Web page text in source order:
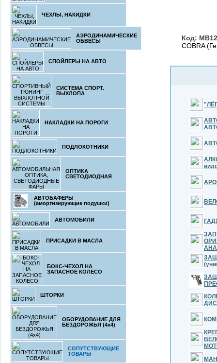
ЧЕХЛЫ, НАКИДКИ
АЭРОДИНАМИЧЕСКИЕ
ОБВЕСЫ
СПОЙЛЕРЫ НА АВТО
СИСТЕМА СПОРТ.
ВЫХЛОПА
НАКЛАДКИ НА ПОРОГИ
ПОДЛОКОТНИКИ
ОПТИКА
СВЕТОДИОДНАЯ
АВТОБАФЕРЫ
(амортизирующие подушки)
АВТОМОБИЛИ
ПРИСАДКИ В МАСЛА
БОКС-ЧЕХОЛ НА
ЗАПАСНОЕ КОЛЕСО
ШТОРКИ
ОБОРУДОВАНИЕ ДЛЯ
БЕЗДОРОЖЬЯ (4x4)
СОПУТСТВУЮЩИЕ
ТОВАРЫ
Код:
COBRA